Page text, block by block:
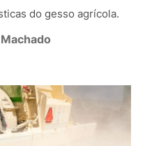
do gesso agrícola.